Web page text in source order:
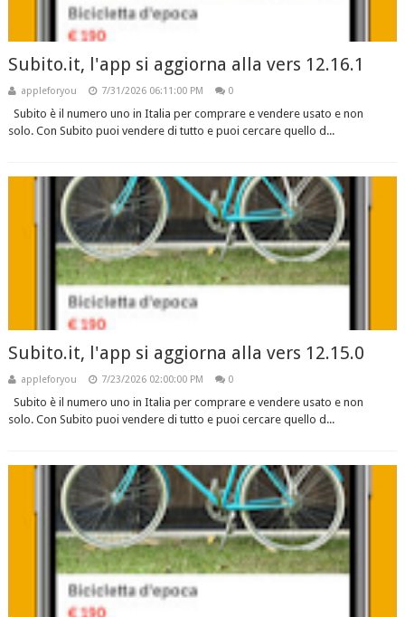
Subito.it, l'app si aggiorna alla vers 12.16.1
appleforyou 7/31/2026 06:11:00 PM 0
Subito è il numero uno in Italia per comprare e vendere usato e non
solo. Con Subito puoi vendere di tutto e puoi cercare quello d...
Subito.it, l'app si aggiorna alla vers 12.15.0
appleforyou 7/23/2026 02:00:00 PM 0
Subito è il numero uno in Italia per comprare e vendere usato e non
solo. Con Subito puoi vendere di tutto e puoi cercare quello d...